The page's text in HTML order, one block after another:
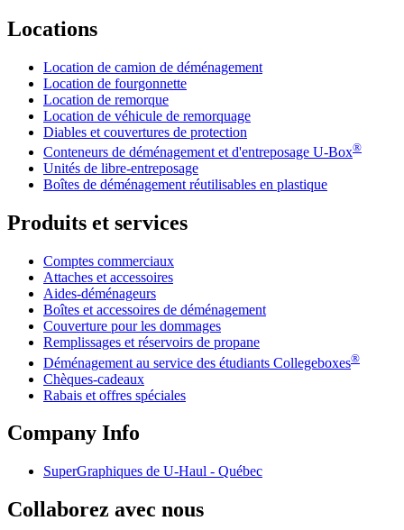
Locations
Location de camion de déménagement
Location de fourgonnette
Location de remorque
Location de véhicule de remorquage
Diables et couvertures de protection
Conteneurs de déménagement et d'entreposage U-Box®
Unités de libre-entreposage
Boîtes de déménagement réutilisables en plastique
Produits et services
Comptes commerciaux
Attaches et accessoires
Aides-déménageurs
Boîtes et accessoires de déménagement
Couverture pour les dommages
Remplissages et réservoirs de propane
Déménagement au service des étudiants Collegeboxes®
Chèques-cadeaux
Rabais et offres spéciales
Company Info
SuperGraphiques de U-Haul - Québec
Collaborez avec nous